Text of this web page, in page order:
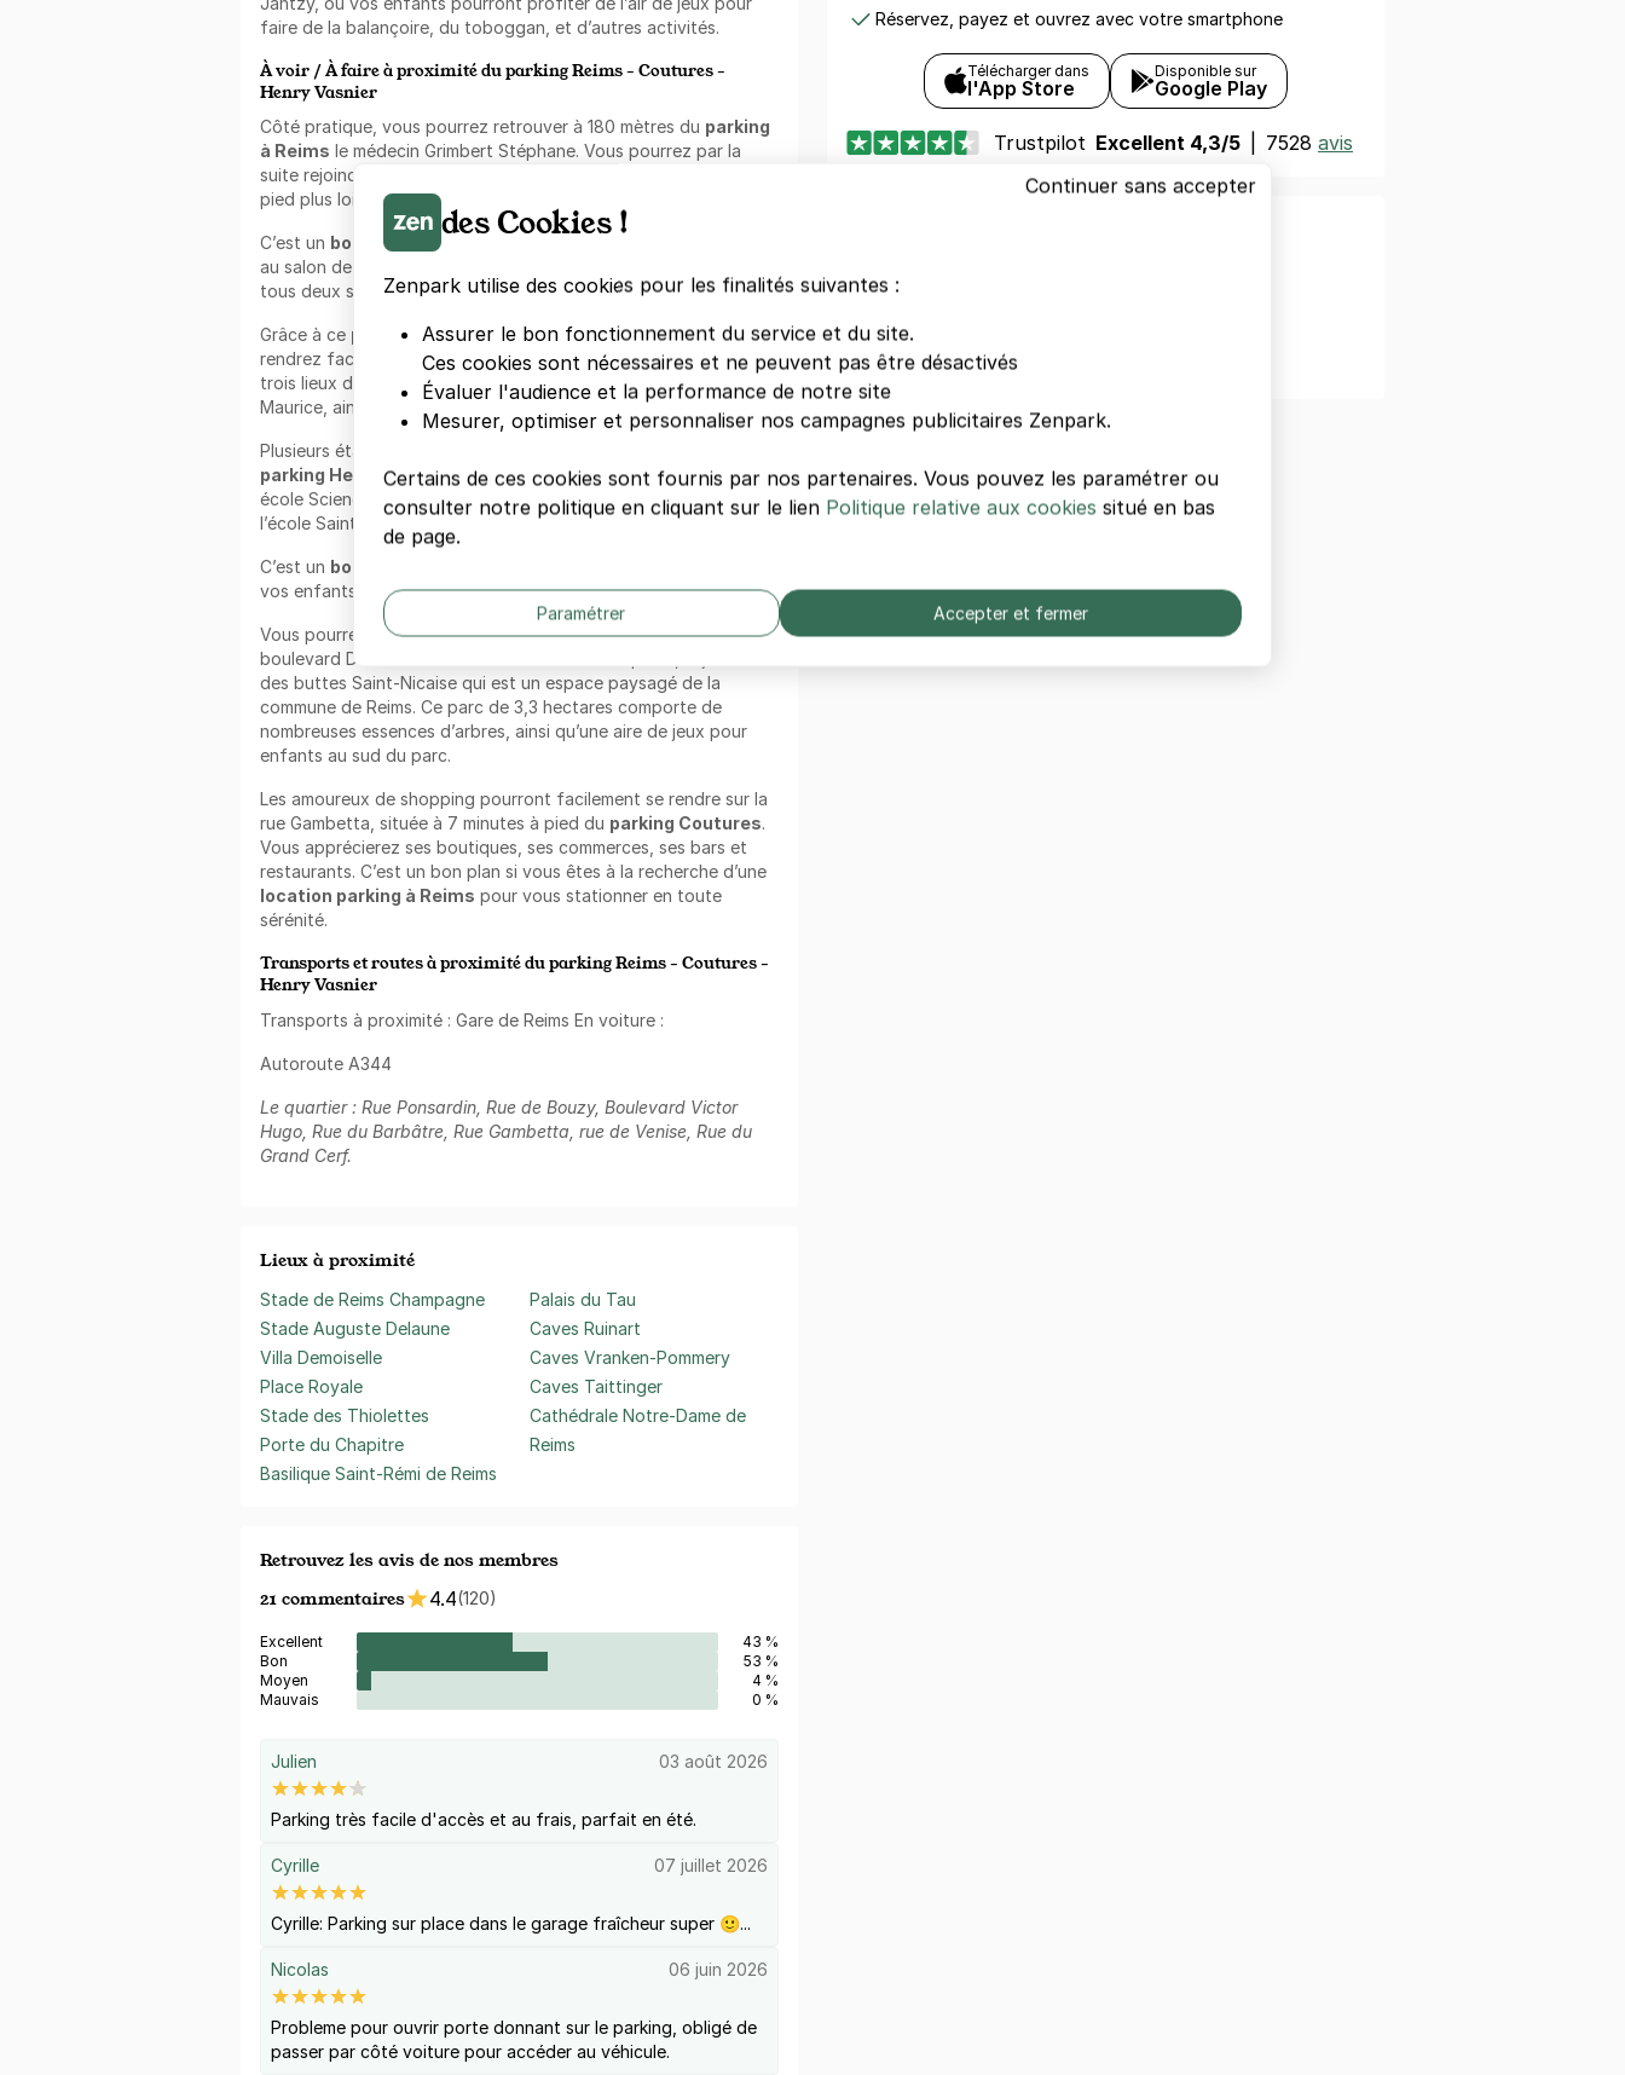
faire de la balançoire, du toboggan, et d’autres activités.
À voir / À faire à proximité du parking Reims - Coutures -
Henry Vasnier
Côté pratique, vous pourrez retrouver à 180 mètres du parking
à Reims le médecin Grimbert Stéphane. Vous pourrez par la
suite rejoindre la pharmacie Saint Maurice située à 5 minutes à
pied plus loin.
C’est un bon plan parking Reims
au salon de coiffure Lea Loghan, ainsi qu’à la supérette Atlas,
tous deux situé à 5 minutes à pied du parking.
Grâce à ce parking dans le quartier Coutures, vous vous
rendrez facilement à la paroisse de Reims qui est composée de
trois lieux de cultes : la basilique saint Remi, l'église Saint
Maurice, ainsi que la chapelle Saint Laurent.
Plusieurs établissements scolaires se trouvent autour du
parking Henry Vasniercomme le collège Saint-Rémi, la grande
école Sciences Po, le lycée Saint Jean-Baptiste de la Salle,
l’école Saint Joseph, et bien d’autres.
C’est un bon plan parking à Reims
vos enfants à l’école en toute sérénité.
Vous pourrez retrouver à proximité duparking Reims, entre le
boulevard Diancourt et la rue du Docteur-Jacquinet, le jardin
des buttes Saint-Nicaise qui est un espace paysagé de la
commune de Reims. Ce parc de 3,3 hectares comporte de
nombreuses essences d’arbres, ainsi qu’une aire de jeux pour
enfants au sud du parc.
Les amoureux de shopping pourront facilement se rendre sur la
rue Gambetta, située à 7 minutes à pied du parking Coutures.
Vous apprécierez ses boutiques, ses commerces, ses bars et
restaurants. C’est un bon plan si vous êtes à la recherche d’une
location parking à Reims pour vous stationner en toute
sérénité.
Transports et routes à proximité du parking Reims - Coutures -
Henry Vasnier
Transports à proximité : Gare de Reims En voiture :
Autoroute A344
Le quartier : Rue Ponsardin, Rue de Bouzy, Boulevard Victor
Hugo, Rue du Barbâtre, Rue Gambetta, rue de Venise, Rue du
Grand Cerf.
Lieux à proximité
Stade de Reims Champagne
Stade Auguste Delaune
Villa Demoiselle
Place Royale
Stade des Thiolettes
Porte du Chapitre
Basilique Saint-Rémi de Reims
Palais du Tau
Caves Ruinart
Caves Vranken-Pommery
Caves Taittinger
Cathédrale Notre-Dame de
Reims
Retrouvez les avis de nos membres
21 commentaires
4.4(120)
Excellent
43 %
Bon
53 %
Moyen
4 %
Mauvais
0 %
Julien 03 août 2026
Parking très facile d'accès et au frais, parfait en été.
Cyrille 07 juillet 2026
Cyrille: Parking sur place dans le garage fraîcheur super 🙂...
Nicolas 06 juin 2026
Probleme pour ouvrir porte donnant sur le parking, obligé de
passer par côté voiture pour accéder au véhicule.
Réservez, payez et ouvrez avec votre smartphone
Télécharger dans
l'App Store
Disponible sur
Google Play
Trustpilot Excellent 4,3/5 7528 avis
Questions fréquentes
Conditions générales de vente
Contactez-nous
Continuer sans accepter
des Cookies !
Zenpark utilise des cookies pour les finalités suivantes :
Assurer le bon fonctionnement du service et du site.
Ces cookies sont nécessaires et ne peuvent pas être désactivés
Évaluer l'audience et la performance de notre site
Mesurer, optimiser et personnaliser nos campagnes publicitaires Zenpark.
Certains de ces cookies sont fournis par nos partenaires. Vous pouvez les paramétrer ou
consulter notre politique en cliquant sur le lien Politique relative aux cookies situé en bas
de page.
Paramétrer Accepter et fermer